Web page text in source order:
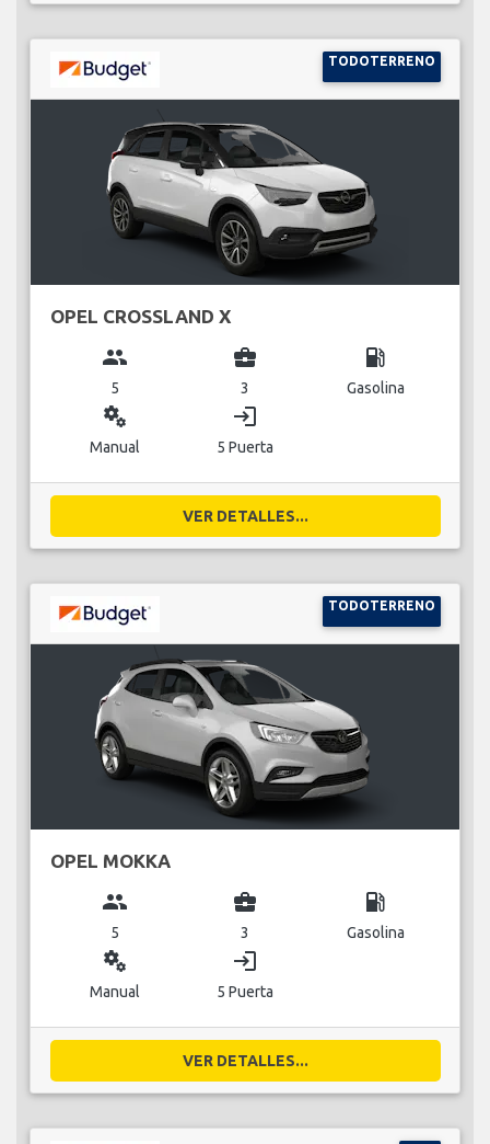
TODOTERRENO
OPEL CROSSLAND X
group
5
business_center
3
local_gas_station
Gasolina
miscellaneous_services
Manual
login
5 Puerta
VER DETALLES...
TODOTERRENO
OPEL MOKKA
group
5
business_center
3
local_gas_station
Gasolina
miscellaneous_services
Manual
login
5 Puerta
VER DETALLES...